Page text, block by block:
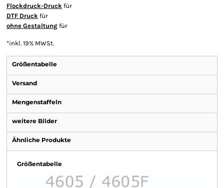
Flockdruck-Druck für
DTF Druck für
ohne Gestaltung für
*inkl. 19% MWSt.
Größentabelle
Versand
Mengenstaffeln
weitere Bilder
Ähnliche Produkte
Größentabelle